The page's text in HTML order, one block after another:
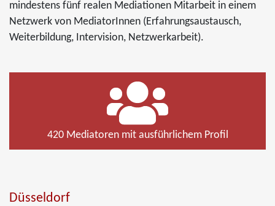
mindestens fünf realen Mediationen Mitarbeit in einem
Netzwerk von MediatorInnen (Erfahrungsaustausch,
Weiterbildung, Intervision, Netzwerkarbeit).
420 Mediatoren mit ausführlichem Profil
Düsseldorf